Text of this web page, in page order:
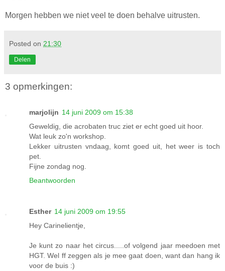
Morgen hebben we niet veel te doen behalve uitrusten.
Posted on 21:30
Delen
3 opmerkingen:
marjolijn 14 juni 2009 om 15:38
Geweldig, die acrobaten truc ziet er echt goed uit hoor.
Wat leuk zo'n workshop.
Lekker uitrusten vndaag, komt goed uit, het weer is toch
pet.
Fijne zondag nog.
Beantwoorden
Esther 14 juni 2009 om 19:55
Hey Carinelientje,
Je kunt zo naar het circus.....of volgend jaar meedoen met
HGT. Wel ff zeggen als je mee gaat doen, want dan hang ik
voor de buis :)